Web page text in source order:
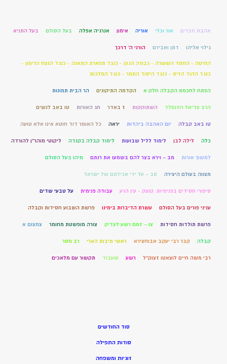
אהבת חברים אור וכלי אוריה אימון אנרגיה אפלה בעל הסולם בעל התניא
גילוי אליהו דתן ואבירם הורני ה' דרכך
החיטה - החסד השעורה - גבורה הגפן - כנגד תפארת התאנה - כנגד הנצח הרימון -
כנגד ההוד הזית - כנגד היסוד התמר - כנגד המלכות
הפתח לחכמת הקבלה חלק א הקדמה התיקונים הר הבית תמונות
הרב עדיאל רוזנפלד השתוקקות ז באדר חג האורות טו באב לנשים
טו באב קבלה יום האהבה ביהדות יראה כל האומר דוד חוטא אינו אלא טועה
כלה לילה לבן לימוד לליל שבועות לימוד קבלה בקנדה ליקוטי מוהר"ן להורדה
למשוך אורות מב – וירא בצר להם בשמעו את רנתם מיהו בעל הסולם
מצווה בעולם היצירה סב – על ידי אכילתם של ישראל
סיפורי חסידים בפנימיות: קוצק - עין הרע עבודה פנימית על טבעי שדים
עניני פורים בעל הסולם עשרת הדיברות בימינו פרשת השבוע חסידות וקבלה
פרשת תולדות חסידות צו – זמם רשע לצדיק צורה מופשטת מחומר צמצום א
קבלה קבר רבי יעקב אבוחצירא ראשי תיבות הארי רב מסר
רבי משה חיים לוצאטו זצוק"ל רשע שעבוד תקשור עם מלאכים
סוד החודשים
סודות התפילה
זוגיות ומשפחה